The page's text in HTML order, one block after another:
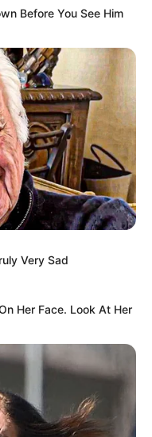
Allah adalah
pun, kita melihat
kita menyebut nama-
tapi juga di gubuk-gubuk
yatim, bahkan di
untuk mengetuk
oleh Allah SWT.
semua bunga layu dan
hidup, ketimbang
ibadah kita menjadi
tidak murah
Before You See Him
Very Sad
Her Face. Look At Her